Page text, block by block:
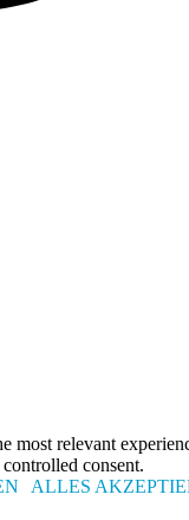
most relevant
consent.
ALLES